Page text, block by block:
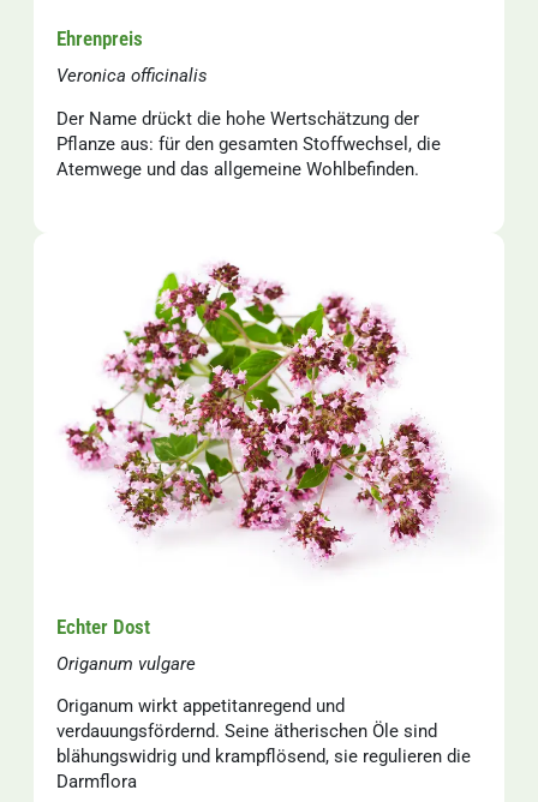
Ehrenpreis
Veronica officinalis
Der Name drückt die hohe Wertschätzung der
Pflanze aus: für den gesamten Stoffwechsel, die
Atemwege und das allgemeine Wohlbefinden.
Echter Dost
Origanum vulgare
Origanum wirkt appetitanregend und
verdauungsfördernd. Seine ätherischen Öle sind
blähungswidrig und krampflösend, sie regulieren die
Darmflora